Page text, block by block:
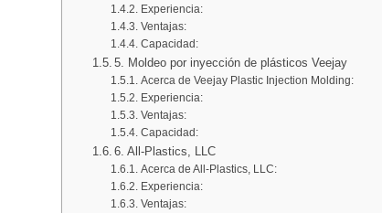
Experiencia:
Ventajas:
Capacidad:
5. Moldeo por inyección de plásticos Veejay
Acerca de Veejay Plastic Injection Molding:
Experiencia:
Ventajas:
Capacidad:
6. All-Plastics, LLC
Acerca de All-Plastics, LLC:
Experiencia:
Ventajas: